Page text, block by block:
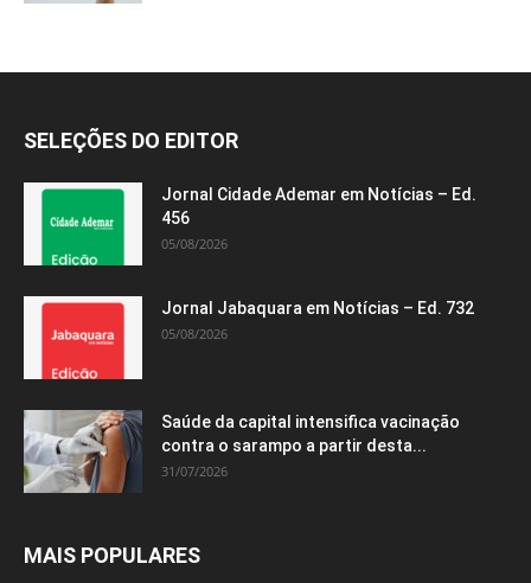
SELEÇÕES DO EDITOR
Jornal Cidade Ademar em Notícias – Ed.
456
05/08/2026
Jornal Jabaquara em Notícias – Ed. 732
05/08/2026
Saúde da capital intensifica vacinação
contra o sarampo a partir desta...
31/07/2026
MAIS POPULARES